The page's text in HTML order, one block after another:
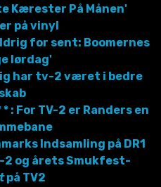
Kærester På Månen'
på vinyl
for sent: Boomernes
lørdag'
har tv-2 været i bedre
: For TV-2 er Randers en
Indsamling på DR1
2 og årets Smukfest-
på TV2